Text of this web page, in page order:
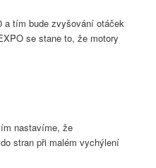
a tím bude zvyšování otáček
se stane to, že motory
nastavíme, že
stran při malém vychýlení